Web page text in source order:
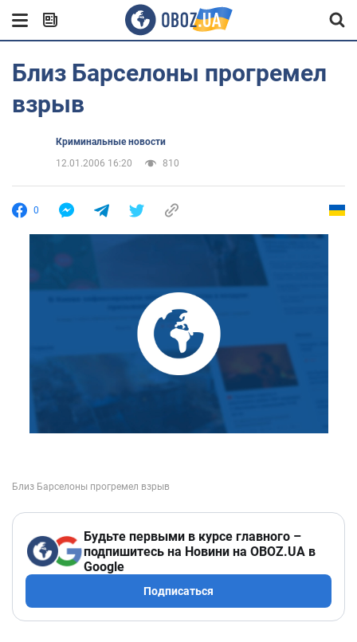
Близ Барселоны прогремел
взрыв
Криминальные новости
12.01.2006 16:20
810
0
Будьте первыми в курсе главного –
подпишитесь на Новини на OBOZ.UA в
Google
Подписаться